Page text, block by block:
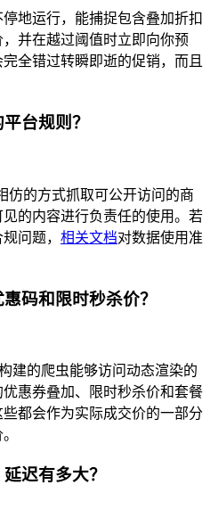
地运行，能捕捉包含叠加折扣
并在越过阈值时立即向你预
全错过转瞬即逝的促销，而且
台规则？
仿的方式抓取可公开访问的商
的内容进行负责任的使用。若
问题， 相关文档对数据使用准
码和限时秒杀价？
建的爬虫能够访问动态渲染的
惠券叠加、限时秒杀价和套餐
都会作为实际成交价的一部分
迟有多大？